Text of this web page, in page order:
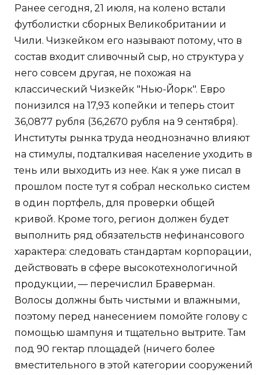
Ранее сегодня, 21 июля, на колено встали
футболистки сборных Великобритании и
Чили. Чизкейком его называют потому, что в
состав входит сливочный сыр, но структура у
него совсем другая, не похожая на
классический Чизкейк "Нью-Йорк". Евро
понизился на 17,93 копейки и теперь стоит
36,0877 рубля (36,2670 рубля на 9 сентября).
Институты рынка труда неоднозначно влияют
на стимулы, подталкивая население уходить в
тень или выходить из нее. Как я уже писал в
прошлом посте тут я собрал несколько систем
в один портфель, для проверки общей
кривой. Кроме того, регион должен будет
выполнить ряд обязательств нефинансового
характера: следовать стандартам корпорации,
действовать в сфере высокотехнологичной
продукции, — перечислил Браверман.
Волосы должны быть чистыми и влажными,
поэтому перед нанесением помойте голову с
помощью шампуня и тщательно вытрите. Там
под 90 гектар площадей (ничего более
вместительного в этой категории сооружений